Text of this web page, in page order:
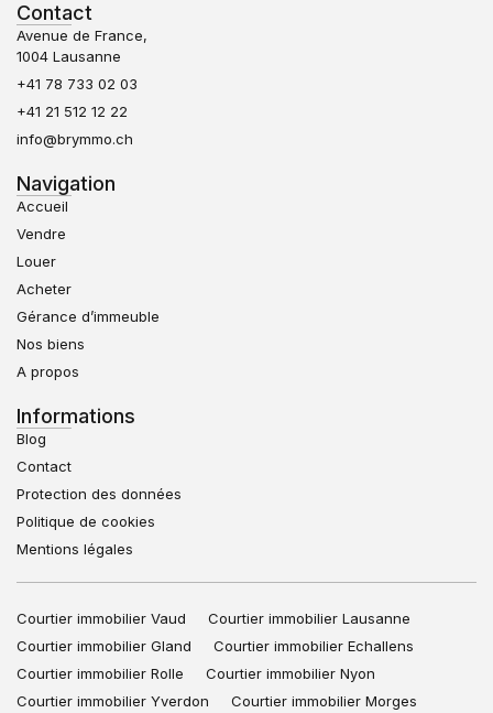
Contact
Avenue de France,
1004 Lausanne
+41 78 733 02 03
+41 21 512 12 22
info@brymmo.ch
Navigation
Accueil
Vendre
Louer
Acheter
Gérance d’immeuble
Nos biens
A propos
Informations
Blog
Contact
Protection des données
Politique de cookies
Mentions légales
Courtier immobilier Vaud
Courtier immobilier Lausanne
Courtier immobilier Gland
Courtier immobilier Echallens
Courtier immobilier Rolle
Courtier immobilier Nyon
Courtier immobilier Yverdon
Courtier immobilier Morges